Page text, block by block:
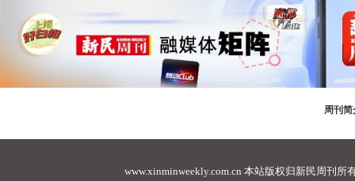
周刊简
www.xinminweekly.com.cn 本站版权归新民周刊所